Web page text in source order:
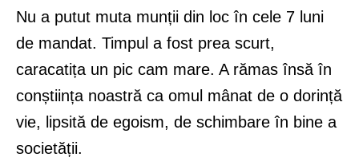
Nu a putut muta munții din loc în cele 7 luni
de mandat. Timpul a fost prea scurt,
caracatița un pic cam mare. A rămas însă în
conștiința noastră ca omul mânat de o dorință
vie, lipsită de egoism, de schimbare în bine a
societății.